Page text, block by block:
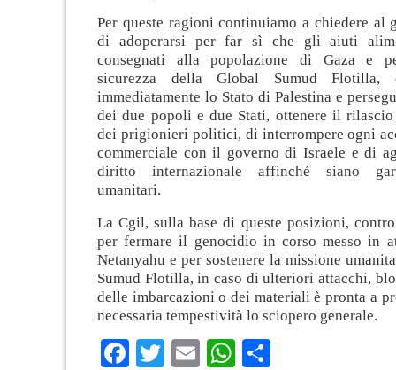
Per queste ragioni continuiamo a chiedere al
di adoperarsi per far sì che gli aiuti
consegnati alla popolazione di Gaza e
sicurezza della Global Sumud Flotilla,
immediatamente lo Stato di Palestina e
dei due popoli e due Stati, ottenere il
dei prigionieri politici, di interrompere ogni
commerciale con il governo di Israele e di
diritto internazionale affinché siano
umanitari.
La Cgil, sulla base di queste posizioni,
per fermare il genocidio in corso messo in
Netanyahu e per sostenere la missione
Sumud Flotilla, in caso di ulteriori attacchi,
delle imbarcazioni o dei materiali è pronta a
necessaria tempestività lo sciopero generale.
Facebook
Twitter
EmailWhatsApp